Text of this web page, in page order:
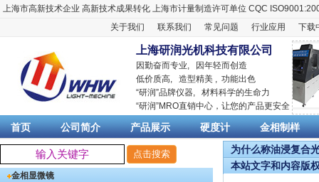
上海市高新技术企业 高新技术成果转化 上海市计量制造许可单位 CQC
关于我们
联系我们 常见问题 行业应用 下载
上海研润光机科技有限公司
因勤奋而专业, 因年轻而创造
低价质高, 造型精美 , 功能出色
“研润”品牌仪器, 材料科学的生命力
“研润”MRO直销中心，让您的产品更安全
首页 公司简介 产品展示 硬度计 金相制样
金相显微镜
为什么称油浸复合
本站文字和内容版